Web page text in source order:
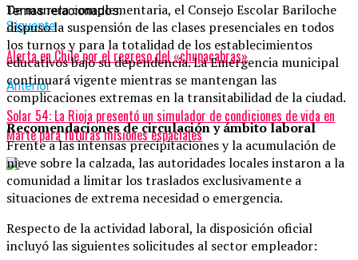
Temas relacionados:
Siguente
Alerta en Chile por el regreso del «chupacabras»
Anterior
Solar 54: La Rioja presentó un simulador de condiciones de vida en
Marte para futuras misiones espaciales
De manera complementaria, el Consejo Escolar Bariloche
dispuso la suspensión de las clases presenciales en todos
los turnos y para la totalidad de los establecimientos
educativos bajo su dependencia. La Emergencia municipal
continuará vigente mientras se mantengan las
complicaciones extremas en la transitabilidad de la ciudad.
Recomendaciones de circulación y ámbito laboral
Frente a las intensas precipitaciones y la acumulación de
nieve sobre la calzada, las autoridades locales instaron a la
comunidad a limitar los traslados exclusivamente a
situaciones de extrema necesidad o emergencia.
Respecto de la actividad laboral, la disposición oficial
incluyó las siguientes solicitudes al sector empleador: